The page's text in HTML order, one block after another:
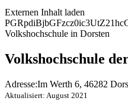
Externen Inhalt laden
Volkshochschule in Dorsten
Volkshochschule
Adresse:Im Werth 6, 46282
Aktualisiert: August 2021